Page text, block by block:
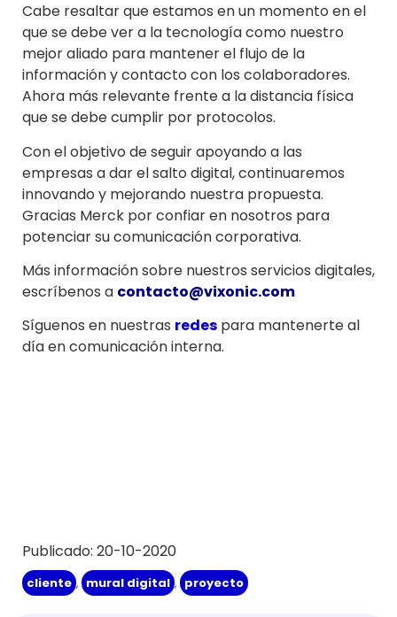
Cabe resaltar que estamos en un momento en el
que se debe ver a la tecnología como nuestro
mejor aliado para mantener el flujo de la
información y contacto con los colaboradores.
Ahora más relevante frente a la distancia física
que se debe cumplir por protocolos.
Con el objetivo de seguir apoyando a las
empresas a dar el salto digital, continuaremos
innovando y mejorando nuestra propuesta.
Gracias Merck por confiar en nosotros para
potenciar su comunicación corporativa.
Más información sobre nuestros servicios digitales,
escríbenos a contacto@vixonic.com
Síguenos en nuestras redes para mantenerte al
día en comunicación interna.
Publicado: 20-10-2020
cliente , mural digital , proyecto